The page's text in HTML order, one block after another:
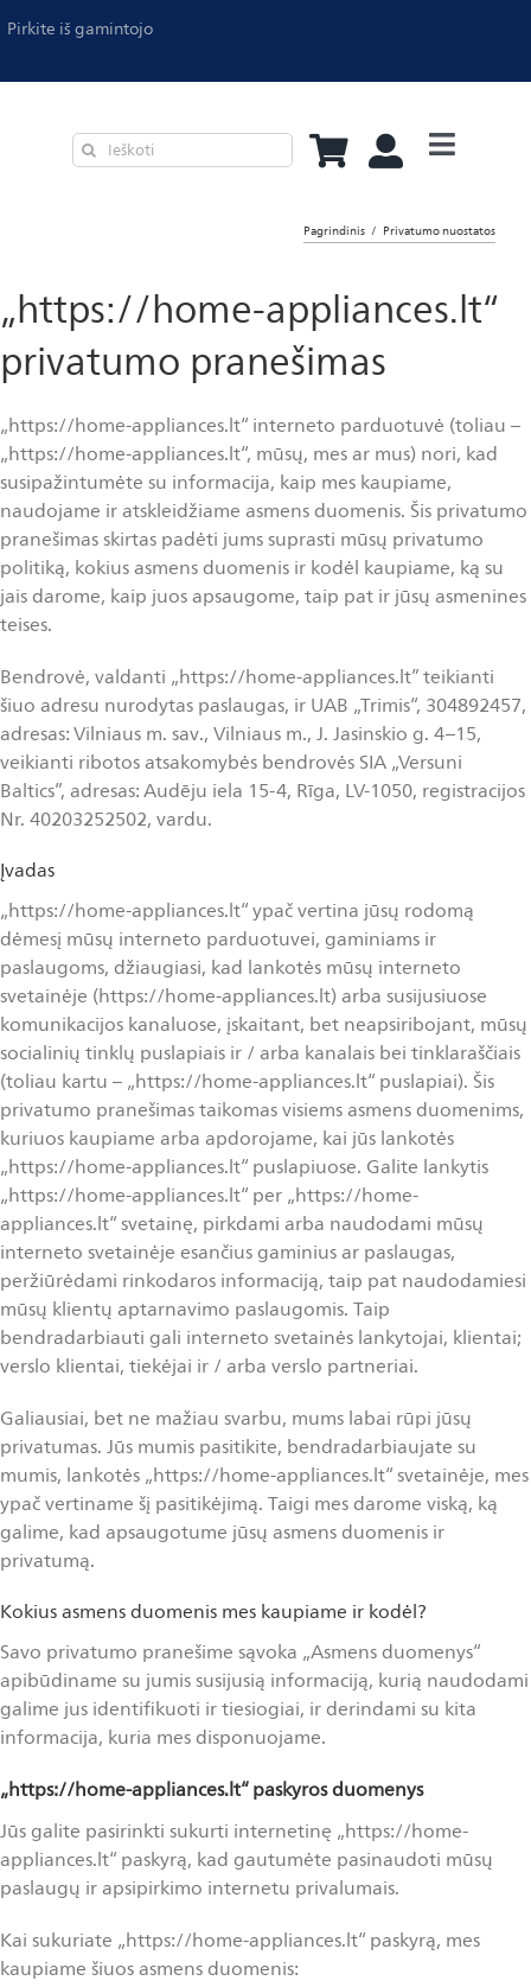
Pirkite iš gamintojo
Oro
Lyginimas
Philips
Asmeninė
Pagrindinis Privatumo nuostatos
„https://home-appliances.lt“
privatumo pranešimas
„https://home-appliances.lt“ interneto parduotuvė (toliau –
„https://home-appliances.lt“, mūsų, mes ar mus) nori, kad
susipažintumėte su informacija, kaip mes kaupiame,
naudojame ir atskleidžiame asmens duomenis. Šis privatumo
pranešimas skirtas padėti jums suprasti mūsų privatumo
politiką, kokius asmens duomenis ir kodėl kaupiame, ką su
jais darome, kaip juos apsaugome, taip pat ir jūsų asmenines
teises.
Bendrovė, valdanti „https://home-appliances.lt” teikianti
šiuo adresu nurodytas paslaugas, ir UAB „Trimis“, 304892457,
adresas: Vilniaus m. sav., Vilniaus m., J. Jasinskio g. 4–15,
veikianti ribotos atsakomybės bendrovės SIA „Versuni
Baltics”, adresas: Audēju iela 15-4, Rīga, LV-1050, registracijos
Nr. 40203252502, vardu.
Įvadas
„https://home-appliances.lt“ ypač vertina jūsų rodomą
dėmesį mūsų interneto parduotuvei, gaminiams ir
paslaugoms, džiaugiasi, kad lankotės mūsų interneto
svetainėje (https://home-appliances.lt) arba susijusiuose
komunikacijos kanaluose, įskaitant, bet neapsiribojant, mūsų
socialinių tinklų puslapiais ir / arba kanalais bei tinklaraščiais
(toliau kartu – „https://home-appliances.lt“ puslapiai). Šis
privatumo pranešimas taikomas visiems asmens duomenims,
kuriuos kaupiame arba apdorojame, kai jūs lankotės
„https://home-appliances.lt“ puslapiuose. Galite lankytis
„https://home-appliances.lt“ per „https://home-
appliances.lt“ svetainę, pirkdami arba naudodami mūsų
interneto svetainėje esančius gaminius ar paslaugas,
peržiūrėdami rinkodaros informaciją, taip pat naudodamiesi
mūsų klientų aptarnavimo paslaugomis. Taip
bendradarbiauti gali interneto svetainės lankytojai, klientai;
verslo klientai, tiekėjai ir / arba verslo partneriai.
Galiausiai, bet ne mažiau svarbu, mums labai rūpi jūsų
privatumas. Jūs mumis pasitikite, bendradarbiaujate su
mumis, lankotės „https://home-appliances.lt“ svetainėje, mes
ypač vertiname šį pasitikėjimą. Taigi mes darome viską, ką
galime, kad apsaugotume jūsų asmens duomenis ir
privatumą.
Kokius asmens duomenis mes kaupiame ir kodėl?
Savo privatumo pranešime sąvoka „Asmens duomenys“
apibūdiname su jumis susijusią informaciją, kurią naudodami
galime jus identifikuoti ir tiesiogiai, ir derindami su kita
informacija, kuria mes disponuojame.
„https://home-appliances.lt“ paskyros duomenys
Jūs galite pasirinkti sukurti internetinę „https://home-
appliances.lt“ paskyrą, kad gautumėte pasinaudoti mūsų
paslaugų ir apsipirkimo internetu privalumais.
Kai sukuriate „https://home-appliances.lt“ paskyrą, mes
kaupiame šiuos asmens duomenis: